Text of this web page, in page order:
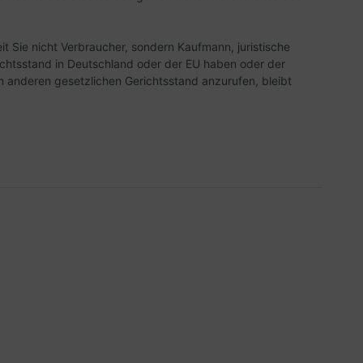
Sie nicht Verbraucher, sondern Kaufmann, juristische
in Deutschland oder der EU haben oder der
gesetzlichen Gerichtsstand anzurufen, bleibt